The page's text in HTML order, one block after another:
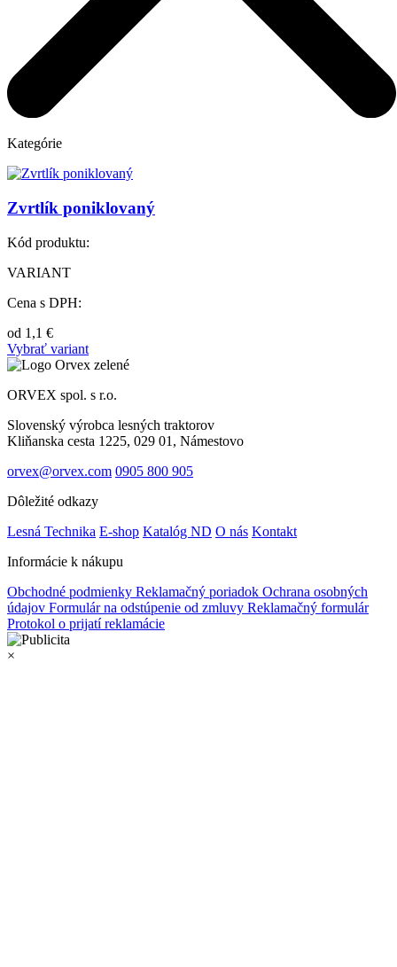
Kategórie
Zvrtlík poniklovaný
Kód produktu:
VARIANT
Cena s DPH:
od 1,1 €
Vybrať variant
ORVEX spol. s r.o.
Slovenský výrobca lesných traktorov
Kliňanska cesta 1225, 029 01, Námestovo
orvex@orvex.com 0905 800 905
Dôležité odkazy
Lesná Technika E-shop Katalóg ND O nás Kontakt
Informácie k nákupu
Obchodné podmienky Reklamačný poriadok Ochrana osobných
údajov Formulár na odstúpenie od zmluvy Reklamačný formulár
Protokol o prijatí reklamácie
×